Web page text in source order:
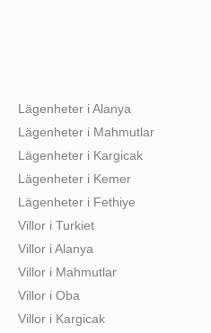
Lägenheter i Alanya
Lägenheter i Mahmutlar
Lägenheter i Kargicak
Lägenheter i Kemer
Lägenheter i Fethiye
Villor i Turkiet
Villor i Alanya
Villor i Mahmutlar
Villor i Oba
Villor i Kargicak